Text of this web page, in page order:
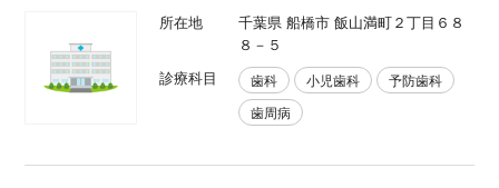
所在地
千葉県 船橋市 飯山満町２丁目６８
８－５
診療科目
歯科 小児歯科
予防歯科
歯周病